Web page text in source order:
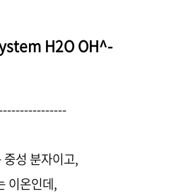
H2O OH^-
성 분자이고,
이온인데,